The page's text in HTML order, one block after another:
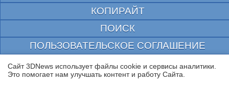
КОПИРАЙТ
ПОИСК
ПОЛЬЗОВАТЕЛЬСКОЕ СОГЛАШЕНИЕ
ЗАЩИЩЕНО CURATOR
© 1997—2026 Электронное периодическое издание "3ДНьюс" | Свидетельство о
Сайт 3DNews использует файлы cookie и сервисы аналитики.
Это помогает нам улучшать контент и работу Cайта.